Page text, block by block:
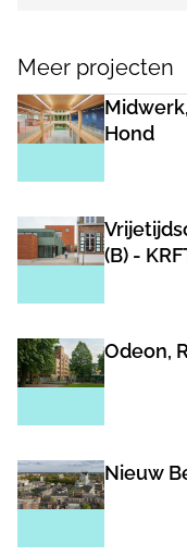
Meer projecten
Hond
(B) -
Odeon,
Nieuw